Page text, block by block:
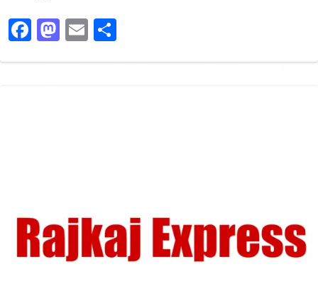
Facebook
Mastodon
Email